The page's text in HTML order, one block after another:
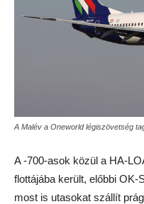
A Malév a Oneworld légiszövetség
A -700-asok közül a HA-
flottájába került, előbbi OK-
most is utasokat szállít